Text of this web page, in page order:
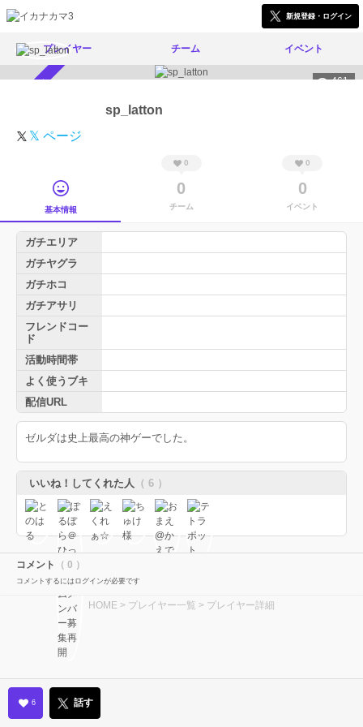
新規登録・ログイン
プレイヤー チーム イベント
461
sp_latton
𝕏 ページ
基本情報
0
0
チーム
0
0
イベント
ガチエリア
ガチヤグラ
ガチホコ
ガチアサリ
フレンドコー
ド
活動時間帯
よく使うブキ
配信URL
ゼルダは史上最高の神ゲーでした。
いいね！してくれた人 （ 6 ）
コメント （ 0 ）
コメントするにはログインが必要です
HOME > プレイヤー一覧 > プレイヤー詳細
6 話す